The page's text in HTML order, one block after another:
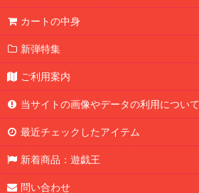
カートの中身
新弾特集
ご利用案内
当サイトの画像やデータの利用について
最近チェックしたアイテム
新着商品：遊戯王
問い合わせ